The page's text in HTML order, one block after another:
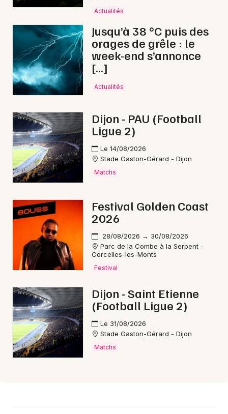
Jeux en Bourgogne-Franche-Comté
Artistes en tournée
Actus à Beaune
Magazine à Beaune
21 - Côte d'Or
Choisir mes départements
Mon email
Actualités
Jusqu’à 38 °C puis des
orages de grêle : le
week-end s’annonce
[…]
Actualités
Dijon - PAU (Football
Ligue 2)
Le 14/08/2026
Stade Gaston-Gérard - Dijon
Matchs
Festival Golden Coast
2026
28/08/2026 → 30/08/2026
Parc de la Combe à la Serpent -
Corcelles-les-Monts
Festival
Dijon - Saint Etienne
(Football Ligue 2)
Le 31/08/2026
Stade Gaston-Gérard - Dijon
Matchs